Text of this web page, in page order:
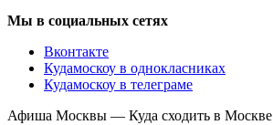
Мы в социальных сетях
Вконтакте
Кудамоскоу в однокласниках
Кудамоскоу в телеграме
Афиша Москвы — Куда сходить в Москве